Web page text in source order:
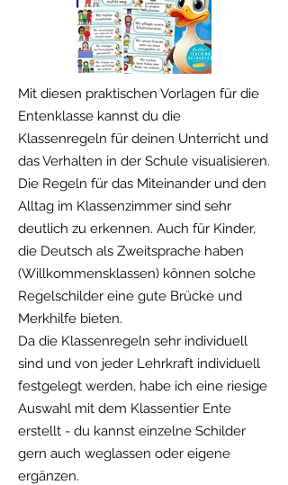
Mit diesen praktischen Vorlagen für die
Entenklasse kannst du die
Klassenregeln für deinen Unterricht und
das Verhalten in der Schule visualisieren.
Die Regeln für das Miteinander und den
Alltag im Klassenzimmer sind sehr
deutlich zu erkennen. Auch für Kinder,
die Deutsch als Zweitsprache haben
(Willkommensklassen) können solche
Regelschilder eine gute Brücke und
Merkhilfe bieten.
Da die Klassenregeln sehr individuell
sind und von jeder Lehrkraft individuell
festgelegt werden, habe ich eine riesige
Auswahl mit dem Klassentier Ente
erstellt - du kannst einzelne Schilder
gern auch weglassen oder eigene
ergänzen.